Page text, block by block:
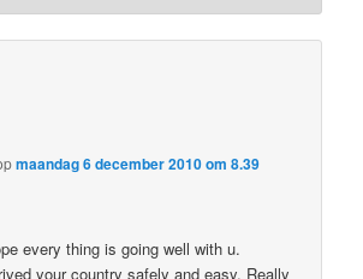
maandag 6 december 2010 om 8.39
every thing is going well with u.
your country safely and easy. Really